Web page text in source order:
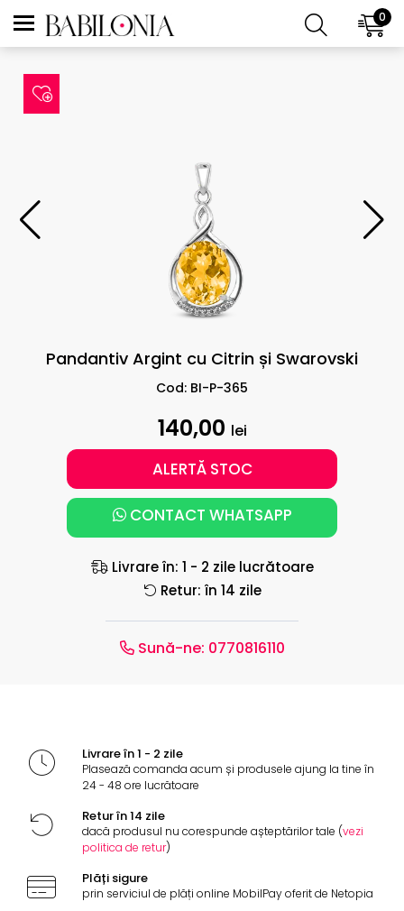
0
Pandantiv Argint cu Citrin și Swarovski
Cod: BI-P-365
140,00 lei
ALERTĂ STOC
CONTACT WHATSAPP
Livrare în: 1 - 2 zile lucrătoare
Retur: în 14 zile
Sună-ne: 0770816110
Livrare în 1 - 2 zile
Plasează comanda acum și produsele ajung la tine în
24 - 48 ore lucrătoare
Retur în 14 zile
dacă produsul nu corespunde așteptărilor tale (vezi
politica de retur)
Plăți sigure
prin serviciul de plăți online MobilPay oferit de Netopia